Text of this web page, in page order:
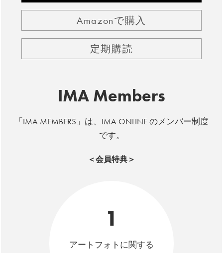
Amazonで購入
定期購読
IMA Members
「IMA MEMBERS」は、IMA ONLINE のメンバー制度
です。
＜会員特典＞
1
アートフォトに関する